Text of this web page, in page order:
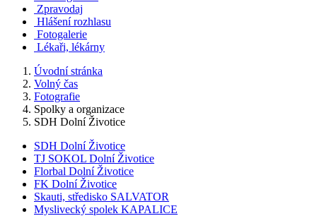
Zpravodaj
Hlášení rozhlasu
Fotogalerie
Lékaři, lékárny
Úvodní stránka
Volný čas
Fotografie
Spolky a organizace
SDH Dolní Životice
SDH Dolní Životice
TJ SOKOL Dolní Životice
Florbal Dolní Životice
FK Dolní Životice
Skauti, středisko SALVATOR
Myslivecký spolek KAPALICE